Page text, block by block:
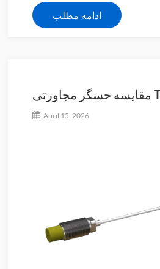
ادامه مطلب
مقایسه حسگر مجاورتی TQ402 و
TQ403
April 15, 2026